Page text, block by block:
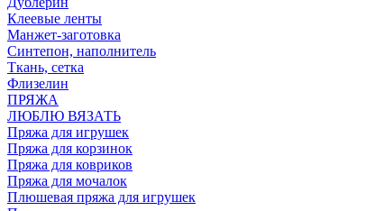
Клеевые ленты
Манжет-заготовка
Синтепон, наполнитель
Ткань, сетка
Флизелин
ПРЯЖА
ЛЮБЛЮ ВЯЗАТЬ
Пряжа для игрушек
Пряжа для корзинок
Пряжа для ковриков
Пряжа для мочалок
Плюшевая пряжа для игрушек